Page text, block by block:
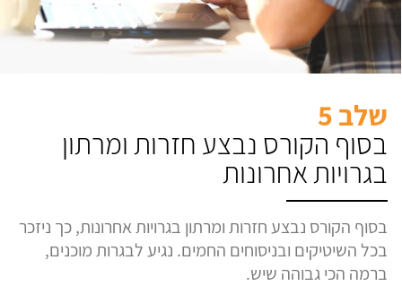
שלב 5
בסוף הקורס נבצע חזרות ומרתון
בגרויות אחרונות
בסוף הקורס נבצע חזרות ומרתון בגרויות אחרונות, כך ניזכר
בכל השיטיקים ובניסוחים החמים. נגיע לבגרות מוכנים,
ברמה הכי גבוהה שיש.